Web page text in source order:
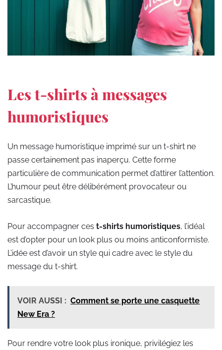
Les t-shirts à messages
humoristiques
Un message humoristique imprimé sur un t-shirt ne
passe certainement pas inaperçu. Cette forme
particulière de communication permet d’attirer l’attention.
L’humour peut être délibérément provocateur ou
sarcastique.
Pour accompagner ces t-shirts humoristiques, l’idéal
est d’opter pour un look plus ou moins anticonformiste.
L’idée est d’avoir un style qui cadre avec le style du
message du t-shirt.
VOIR AUSSI : Comment se porte une casquette
New Era ?
Pour rendre votre look plus ironique, privilégiez les